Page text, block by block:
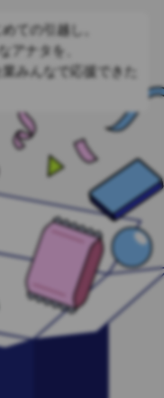
ての引越し。
アナタを、
みんなで応援できた